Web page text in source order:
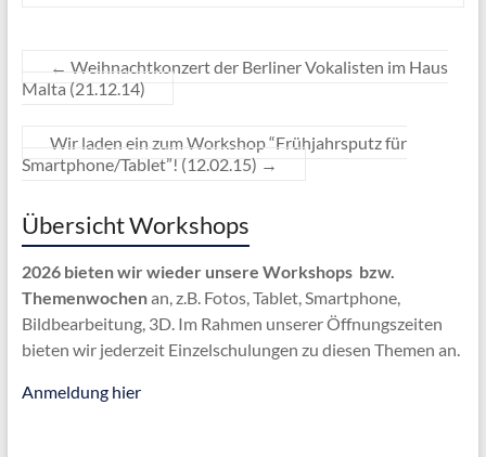
← Weihnachtkonzert der Berliner Vokalisten im Haus
Malta (21.12.14)
Wir laden ein zum Workshop “Frühjahrsputz für
Smartphone/Tablet”! (12.02.15) →
Übersicht Workshops
2026 bieten wir wieder unsere Workshops bzw.
Themenwochenan, z.B. Fotos, Tablet, Smartphone,
Bildbearbeitung, 3D. Im Rahmen unserer Öffnungszeiten
bieten wir jederzeit Einzelschulungen zu diesen Themen an.
Anmeldung hier